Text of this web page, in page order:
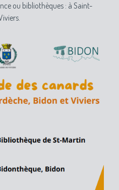
ou bibliothèques : à Saint-